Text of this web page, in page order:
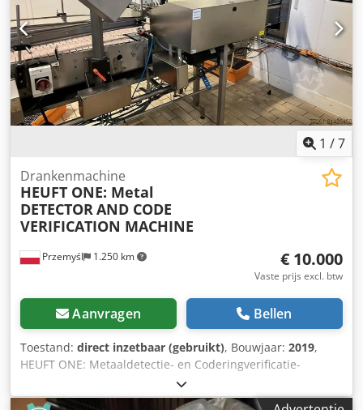
1 /7
Przemyśl 1.250 km
Drankenmachine
HEUFT ONE: Metal
DETECTORAND CODE
VERIFICATION MACHINE
€ 10.000
Vaste prijs excl. btw
Aanvragen Bellen
Toestand: direct inzetbaar (gebruikt), Bouwjaar: 2019,
HEUFT ONE: Metaaldetectie- en Coderingverificatie-
Transportsysteem Model Heuft HBBNXZ72 Bouwjaar 2019
Hoge gevoeligheid voor ferro- en non-ferrometalen